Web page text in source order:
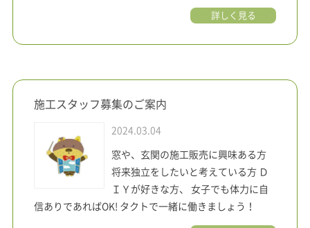
詳しく見る
施工スタッフ募集のご案内
2024.03.04
窓や、玄関の施工販売に興味ある方
将来独立をしたいと考えている方 Ｄ
ＩＹが好きな方、 女子でも体力に自
信ありであればOK! タクトで一緒に働きましょう！